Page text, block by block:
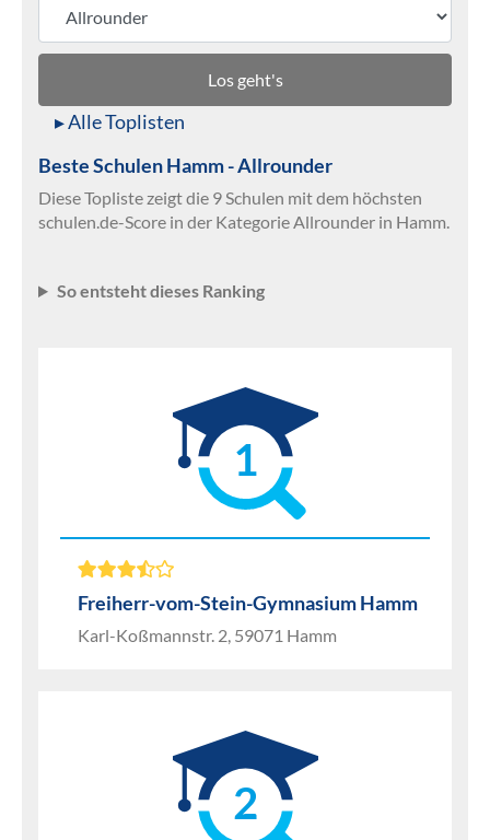
Los geht's
▸ Alle Toplisten
Beste Schulen Hamm - Allrounder
Diese Topliste zeigt die 9 Schulen mit dem höchsten
schulen.de-Score in der Kategorie Allrounder in Hamm.
So entsteht dieses Ranking
1
Freiherr-vom-Stein-Gymnasium Hamm
Karl-Koßmannstr. 2, 59071 Hamm
2